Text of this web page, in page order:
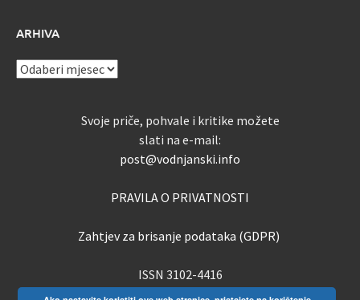
ARHIVA
ARHIVA
Svoje priče, pohvale i kritike možete
slati na e-mail:
post@vodnjanski.info
PRAVILA O PRIVATNOSTI
Zahtjev za brisanje podataka (GDPR)
ISSN 3102-4416